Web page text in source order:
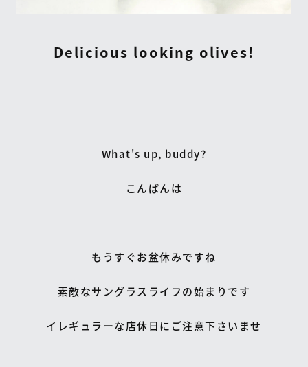
Delicious looking olives!
What's up, buddy?
こんばんは
もうすぐお盆休みですね
素敵なサングラスライフの始まりです
イレギュラーな店休日にご注意下さいませ